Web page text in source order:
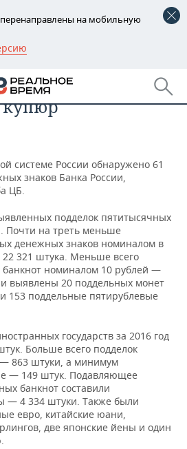
на мобильную
60 тысяч
системе России обнаружено 61
знаков Банка России,
ЦБ.
подделок пятитысячных
Почти на треть меньше
денежных знаков номиналом в
321 штука. Меньше всего
номиналом 10 рублей —
выявлены 20 поддельных монет
153 поддельные пятирублевые
государств за 2016 год
Больше всего подделок
863 штуки, а минимум
— 149 штук. Подавляющее
банкнот составили
— 4 334 штуки. Также были
евро, китайские юани,
две японские йены и один